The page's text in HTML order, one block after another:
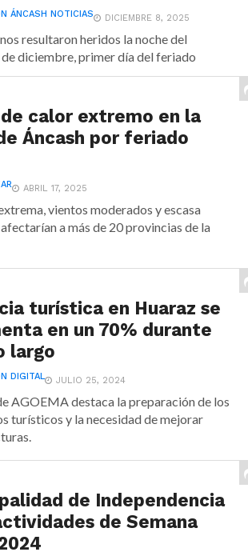
ÁNCASH NOTICIAS DICIEMBRE 8, 2025
resultaron heridos la noche del
diciembre, primer día del feriado
calor extremo en la
Áncash por feriado
ABRIL 17, 2025
vientos moderados y escasa
a más de 20 provincias de la
turística en Huaraz se
en un 70% durante
largo
DIGITAL JULIO 25, 2024
AGOEMA destaca la preparación de los
turísticos y la necesidad de mejorar
de Independencia
de Semana